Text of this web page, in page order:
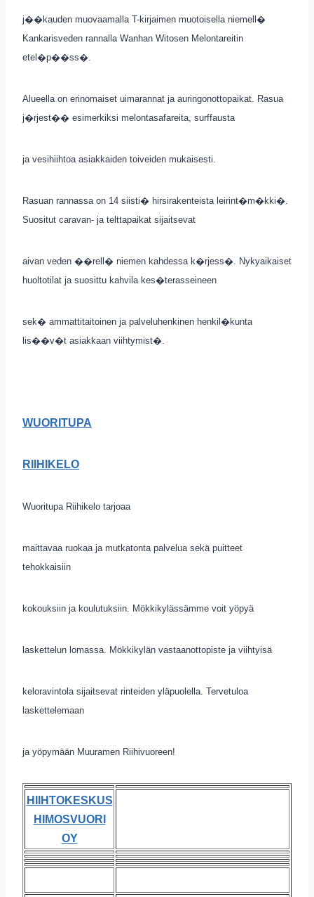
j��kauden muovaamalla T-kirjaimen muotoisella niemell�
Kankarisveden rannalla Wanhan Witosen Melontareitin
etel�p��ss�.
Alueella on erinomaiset uimarannat ja auringonottopaikat. Rasua
j�rjest�� esimerkiksi melontasafareita, surffausta
ja vesihiihtoa asiakkaiden toiveiden mukaisesti.
Rasuan rannassa on 14 siisti� hirsirakenteista leirint�m�kki�.
Suositut caravan- ja telttapaikat sijaitsevat
aivan veden ��rell� niemen kahdessa k�rjess�. Nykyaikaiset
huoltotilat ja suosittu kahvila kes�terasseineen
sek� ammattitaitoinen ja palveluhenkinen henkil�kunta
lis��v�t asiakkaan viihtymist�.
WUORITUPA
RIIHIKELO
Wuoritupa Riihikelo tarjoaa
maittavaa ruokaa ja mutkatonta palvelua sekä puitteet
tehokkaisiin
kokouksiin ja koulutuksiin. Mökkikylässämme voit yöpyä
laskettelun lomassa. Mökkikylän vastaanottopiste ja viihtyisä
keloravintola sijaitsevat rinteiden yläpuolella. Tervetuloa
laskettelemaan
ja yöpymään Muuramen Riihivuoreen!
HIIHTOKESKUS
HIMOSVUORI
OY